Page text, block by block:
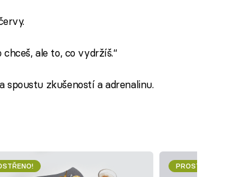
ale to, co vydržíš.“
spoustu zkušeností a adrenalinu.
PROSTŘENO!